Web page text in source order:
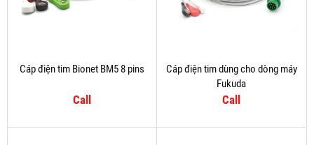
Cáp điện tim Bionet BM5 8 pins
Call
Cáp điện tim dùng cho dòng máy
Fukuda
Call